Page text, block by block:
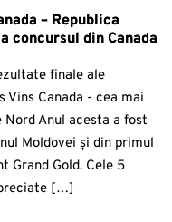
– Republica
concursul din Canada
finale ale
Vins Canada - cea mai
Anul acesta a fost
Moldovei și din primul
Grand Gold. Cele 5
[…]